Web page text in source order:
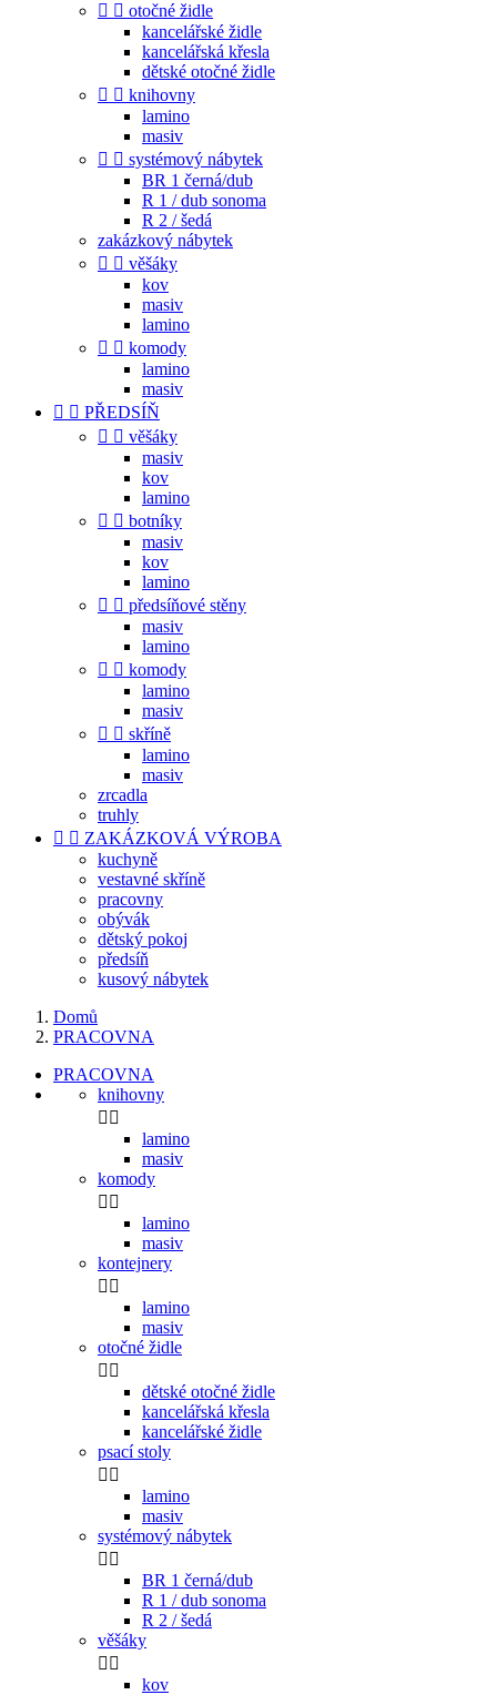
  otočné židle
kancelářské židle
kancelářská křesla
dětské otočné židle
  knihovny
lamino
masiv
  systémový nábytek
BR 1 černá/dub
R 1 / dub sonoma
R 2 / šedá
zakázkový nábytek
  věšáky
kov
masiv
lamino
  komody
lamino
masiv
  PŘEDSÍŇ
  věšáky
masiv
kov
lamino
  botníky
masiv
kov
lamino
  předsíňové stěny
masiv
lamino
  komody
lamino
masiv
  skříně
lamino
masiv
zrcadla
truhly
  ZAKÁZKOVÁ VÝROBA
kuchyně
vestavné skříně
pracovny
obývák
dětský pokoj
předsíň
kusový nábytek
Domů
PRACOVNA
PRACOVNA
knihovny
 
lamino
masiv
komody
 
lamino
masiv
kontejnery
 
lamino
masiv
otočné židle
 
dětské otočné židle
kancelářská křesla
kancelářské židle
psací stoly
 
lamino
masiv
systémový nábytek
 
BR 1 černá/dub
R 1 / dub sonoma
R 2 / šedá
věšáky
 
kov